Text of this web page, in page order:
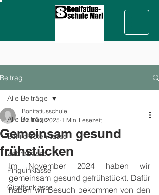
Beitrag
Alle Beiträge
Schildkrötenklasse
Zebraklasse
Pinguinklasse
Giraffenklasse
Alle Beiträge
Gemeinsam gesund
frühstücken
Bonifatiusschule
11. Dez. 2025 1 Min. Lesezeit
Im November 2024 haben wir
gemeinsam gesund gefrühstückt. Dafür
haben wir Besuch bekommen von den